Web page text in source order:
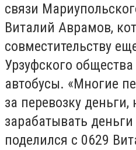
связи
Виталий Аврамов,
совместительству
Урзуфского
автобусы. «Многие
за перевозку
зарабатывать деньги
поделился с 0629